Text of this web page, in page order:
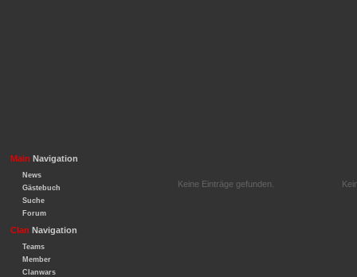
Main Navigation
News
Gästebuch
Suche
Forum
Clan Navigation
Teams
Member
Clanwars
Keine Einträge gefunden.